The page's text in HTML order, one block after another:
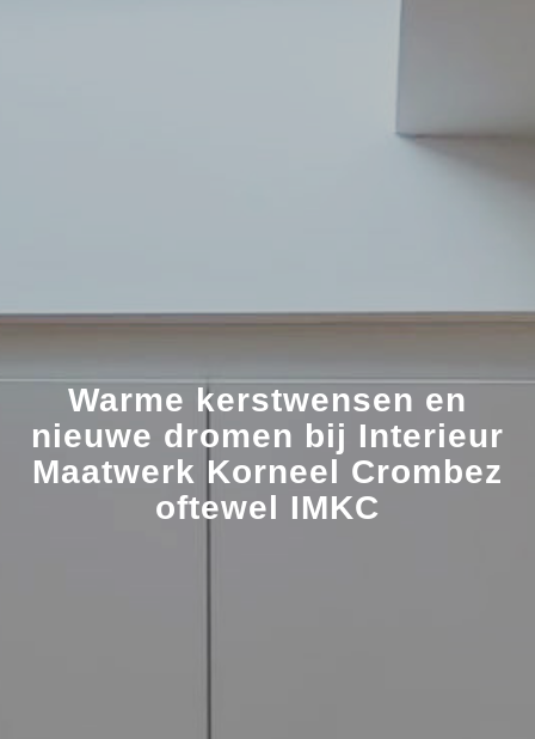
Warme kerstwensen en
nieuwe dromen bij Interieur
Maatwerk Korneel Crombez
oftewel IMKC